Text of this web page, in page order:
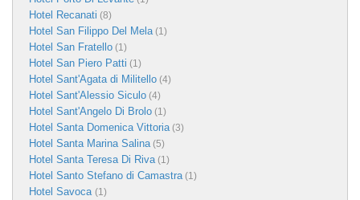
Hotel Recanati (8)
Hotel San Filippo Del Mela(1)
Hotel San Fratello (1)
Hotel San Piero Patti (1)
Hotel Sant'Agata di Militello (4)
Hotel Sant'Alessio Siculo (4)
Hotel Sant'Angelo Di Brolo (1)
Hotel Santa Domenica Vittoria(3)
Hotel Santa Marina Salina(5)
Hotel Santa Teresa Di Riva(1)
Hotel Santo Stefano di Camastra(1)
Hotel Savoca (1)